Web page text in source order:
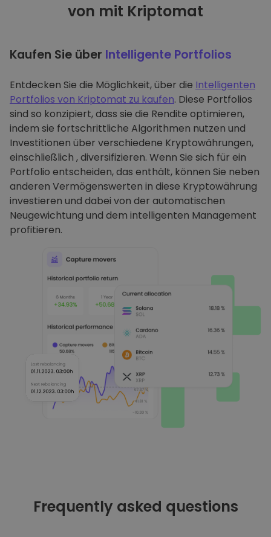
von mit Kriptomat
Kaufen Sie über Intelligente Portfolios
Entdecken Sie die Möglichkeit, über die Intelligenten
Portfolios von Kriptomat zu kaufen. Diese Portfolios
sind so konzipiert, dass sie die Rendite optimieren,
indem sie fortschrittliche Algorithmen nutzen und
Investitionen über verschiedene Kryptowährungen,
einschließlich , diversifizieren. Wenn Sie sich für ein
Portfolio entscheiden, das enthält, können Sie neben
anderen Vermögenswerten in diese Kryptowährung
investieren und dabei von der automatischen
Neugewichtung und dem intelligenten Management
profitieren.
Frequently asked questions